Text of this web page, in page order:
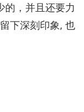
的，并且还要力
下深刻印象, 也